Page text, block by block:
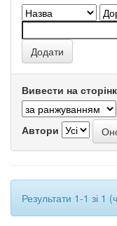
Вивести на
Автори
Результати 1-1 зі 1